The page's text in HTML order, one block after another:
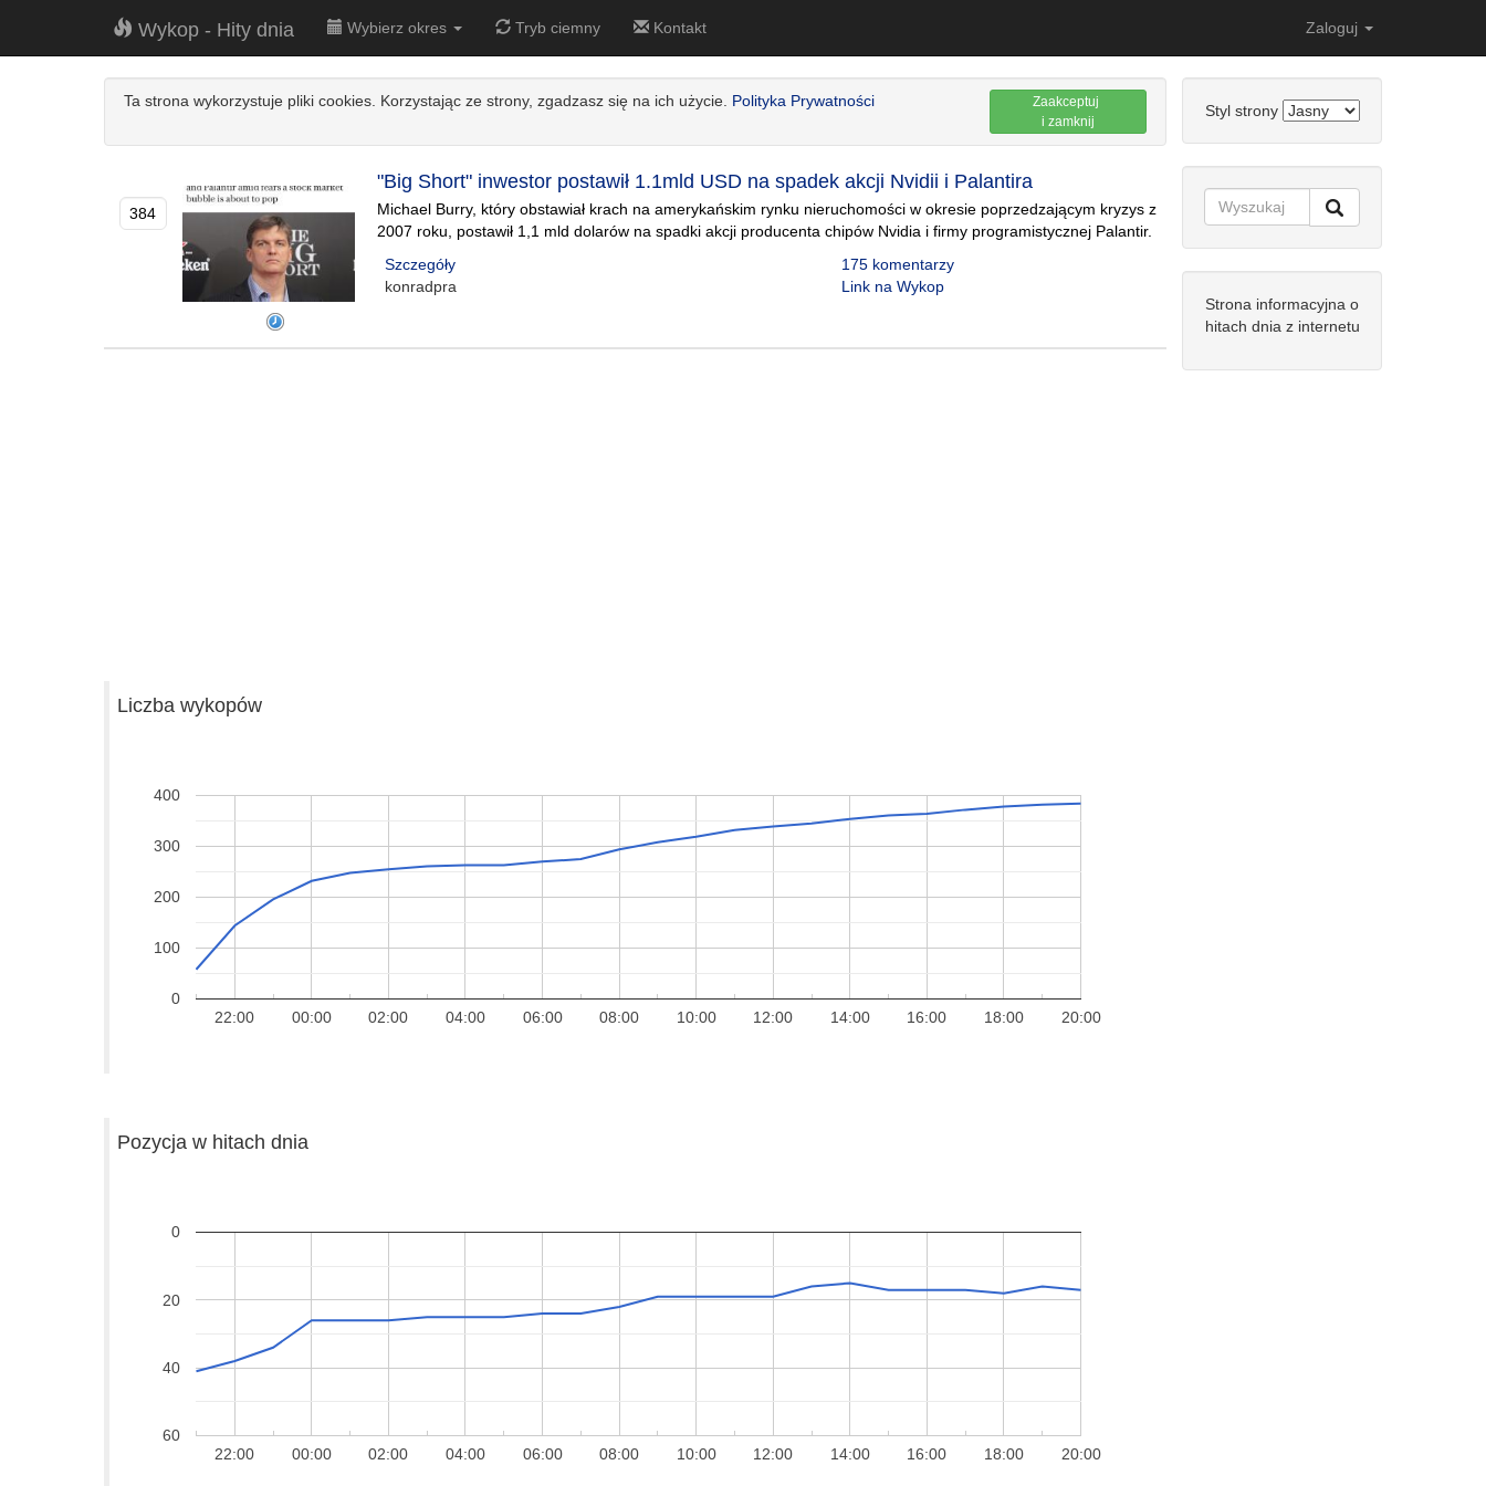
Wykop - Hity dnia Wybierz okres Tryb ciemny Kontakt Zaloguj
Ta strona wykorzystuje pliki cookies. Korzystając ze strony, zgadzasz się na ich użycie. Polityka Prywatności
Zaakceptuj
i zamknij
384
"Big Short" inwestor postawił 1.1mld USD na spadek akcji Nvidii i Palantira
Michael Burry, który obstawiał krach na amerykańskim rynku nieruchomości w okresie poprzedzającym kryzys z
2007 roku, postawił 1,1 mld dolarów na spadki akcji producenta chipów Nvidia i firmy programistycznej Palantir.
Szczegóły
konradpra
175 komentarzy
Link na Wykop
Liczba wykopów
22:00 00:00 02:00 04:00 06:00 08:00 10:00 12:00 14:00 16:00 18:00 20:00
0
100
200
300
400
Pozycja w hitach dnia
22:00 00:00 02:00 04:00 06:00 08:00 10:00 12:00 14:00 16:00 18:00 20:00
0
20
40
60
Styl strony
Strona informacyjna o
hitach dnia z internetu